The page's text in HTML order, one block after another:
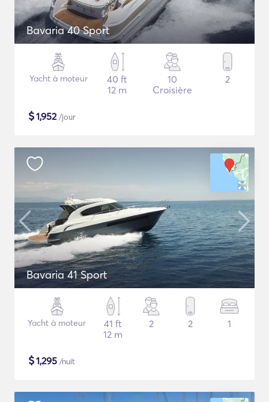
Bavaria 40 Sport
Yacht à moteur
40 ft
12 m
10
Croisière
2
$1,952/jour
Bavaria 41 Sport
Yacht à moteur
41 ft
12 m
2 2 1
$1,295 /nuit